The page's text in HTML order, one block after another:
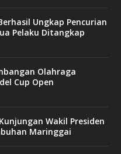
Ungkap Pencurian
Pelaku Ditangkap
Olahraga
Cup Open
Wakil Presiden
Maringgai